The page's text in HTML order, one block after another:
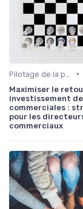
•
Maximiser le
investissement
commerciales :
pour les
commerciaux